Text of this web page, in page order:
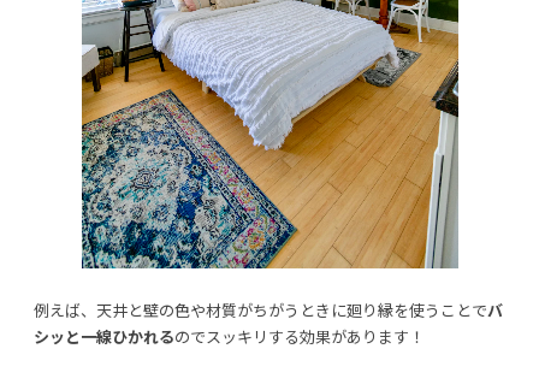
例えば、天井と壁の色や材質がちがうときに廻り縁を使うことでバ
シッと一線ひかれるのでスッキリする効果があります！